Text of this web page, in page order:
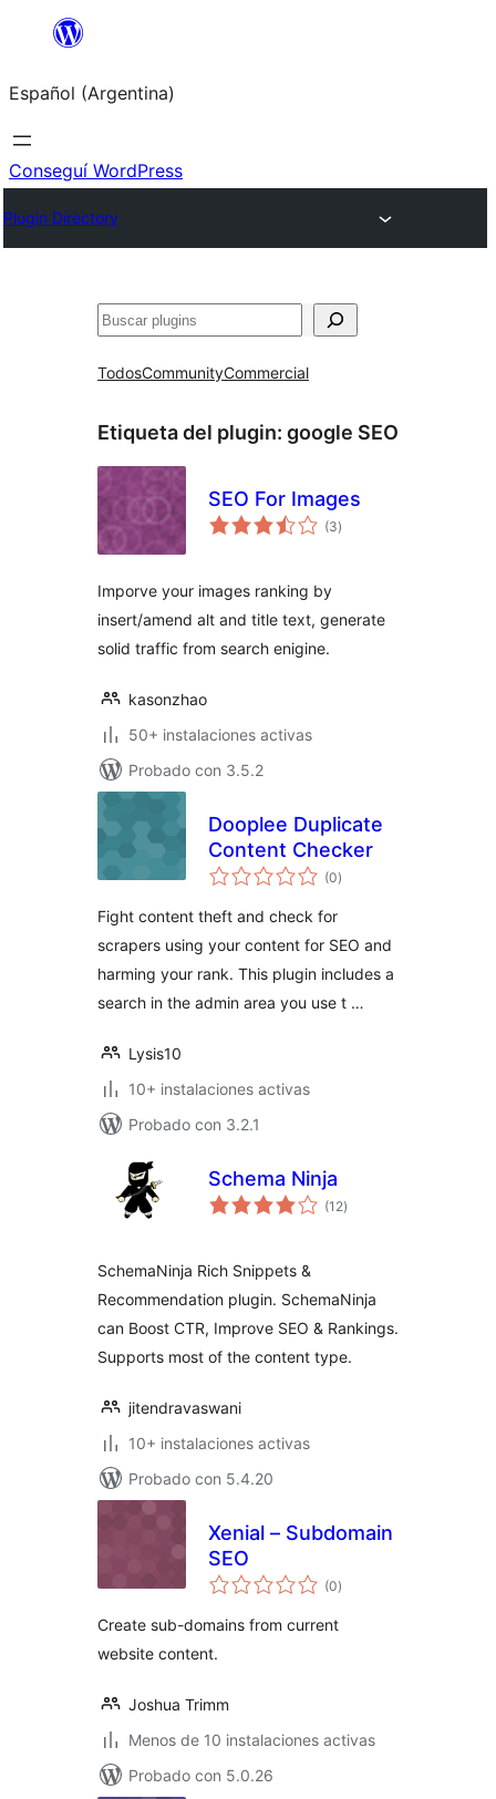
Saltar
contenido
Español (Argentina)
Conseguí WordPress
Plugin Directory
Buscar
TodosCommunityCommercial
Etiqueta del plugin: google SEO
SEO For Images
(3total
de
)
Imporve your images ranking by
insert/amend alt and title text, generate
solid traffic from search enigine.
kasonzhao
50+ instalaciones activas
Probado con 3.5.2
Dooplee Duplicate
Content Checker
(0total
de
)
Fight content theft and check for
scrapers using your content for SEO and
harming your rank. This plugin includes a
search in the admin area you use t …
Lysis10
10+ instalaciones activas
Probado con 3.2.1
Schema Ninja
(12total
de
)
SchemaNinja Rich Snippets &
Recommendation plugin. SchemaNinja
can Boost CTR, Improve SEO & Rankings.
Supports most of the content type.
jitendravaswani
10+ instalaciones activas
Probado con 5.4.20
Xenial – Subdomain
SEO
(0total
de
)
Create sub-domains from current
website content.
Joshua Trimm
Menos de 10 instalaciones activas
Probado con 5.0.26